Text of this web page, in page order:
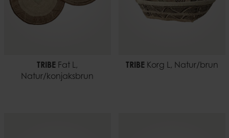
TRIBE Fat L,
Natur/konjaksbrun
TRIBEKorg L, Natur/brun